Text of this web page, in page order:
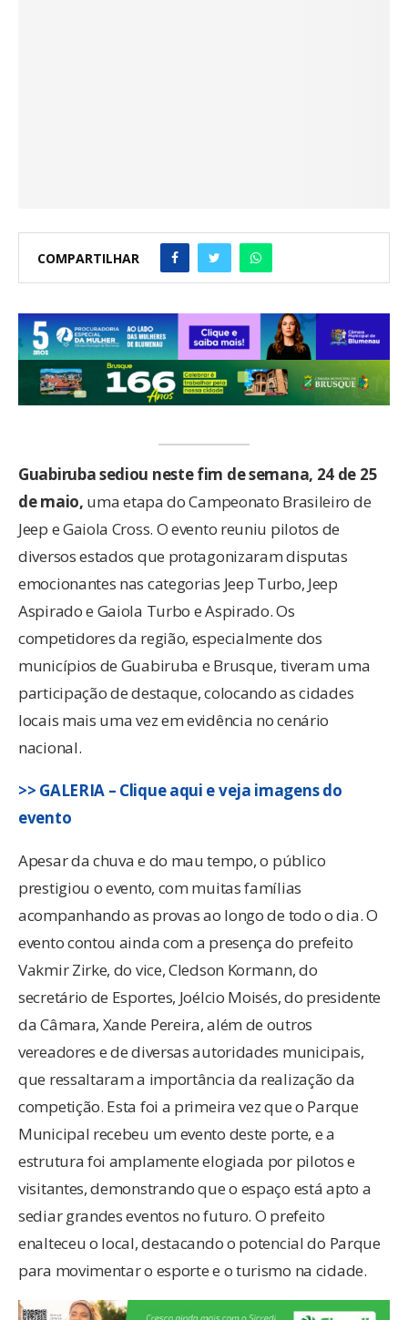
COMPARTILHAR
Guabiruba sediou neste fim de semana, 24 de 25
de maio, uma etapa do Campeonato Brasileiro de
Jeep e Gaiola Cross. O evento reuniu pilotos de
diversos estados que protagonizaram disputas
emocionantes nas categorias Jeep Turbo, Jeep
Aspirado e Gaiola Turbo e Aspirado. Os
competidores da região, especialmente dos
municípios de Guabiruba e Brusque, tiveram uma
participação de destaque, colocando as cidades
locais mais uma vez em evidência no cenário
nacional.
>> GALERIA – Clique aqui e veja imagens do
evento
Apesar da chuva e do mau tempo, o público
prestigiou o evento, com muitas famílias
acompanhando as provas ao longo de todo o dia. O
evento contou ainda com a presença do prefeito
Vakmir Zirke, do vice, Cledson Kormann, do
secretário de Esportes, Joélcio Moisés, do presidente
da Câmara, Xande Pereira, além de outros
vereadores e de diversas autoridades municipais,
que ressaltaram a importância da realização da
competição. Esta foi a primeira vez que o Parque
Municipal recebeu um evento deste porte, e a
estrutura foi amplamente elogiada por pilotos e
visitantes, demonstrando que o espaço está apto a
sediar grandes eventos no futuro. O prefeito
enalteceu o local, destacando o potencial do Parque
para movimentar o esporte e o turismo na cidade.